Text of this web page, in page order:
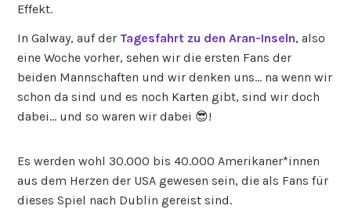
Effekt.
In Galway, auf der Tagesfahrt zu den Aran-Inseln, also
eine Woche vorher, sehen wir die ersten Fans der
beiden Mannschaften und wir denken uns… na wenn wir
schon da sind und es noch Karten gibt, sind wir doch
dabei… und so waren wir dabei 😎!
Es werden wohl 30.000 bis 40.000 Amerikaner*innen
aus dem Herzen der USA gewesen sein, die als Fans für
dieses Spiel nach Dublin gereist sind.